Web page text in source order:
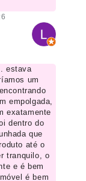
estava
um
empolgada,
exatamente
dentro do
que
até o
tranquilo, o
e é bem
é bem